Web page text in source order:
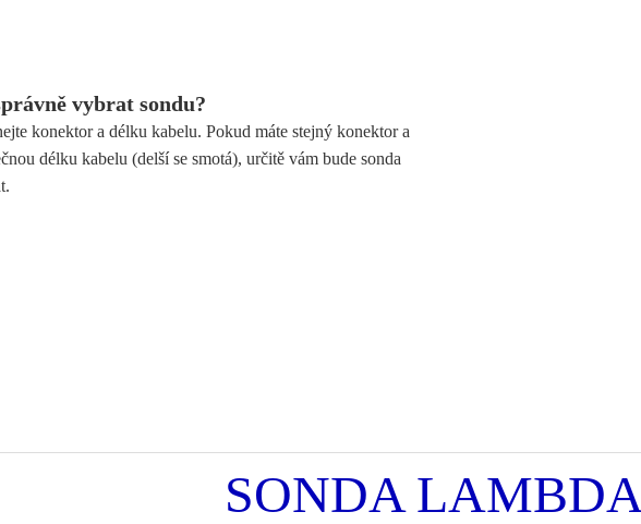
vybrat sondu?
konektor a délku kabelu. Pokud máte stejný konektor a
délku kabelu (delší se smotá), určitě vám bude sonda
SONDA LAMBDA